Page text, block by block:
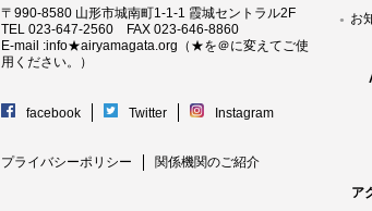
〒990-8580 山形市城南町1-1-1 霞城セントラル2F
TEL 023-647-2560 FAX 023-646-8860
E-mail :info★airyamagata.org（★を＠に変えてご使
用ください。）
facebook Twitter Instagram
プライバシーポリシー 関係機関のご紹介
お
ア